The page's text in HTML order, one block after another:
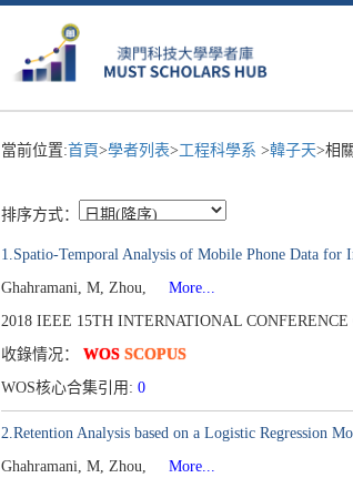
當前位置:首頁>學者列表>工程科學系 >韓子天>相
排序方式：
1.Spatio-Temporal Analysis of Mobile Phone Data for
Ghahramani, M, Zhou,
More...
2018 IEEE 15TH INTERNATIONAL
收錄情况： WOS SCOPUS
WOS核心合集引用: 0
2.Retention Analysis based on a Logistic Regression
Ghahramani, M, Zhou,
More...